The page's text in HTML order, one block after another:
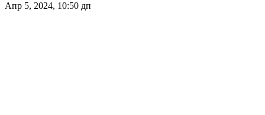
Апр 5, 2024, 10:50 дп